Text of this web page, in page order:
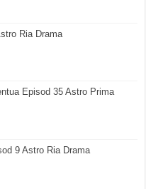
Ria Drama
Episod 35 Astro Prima
9 Astro Ria Drama